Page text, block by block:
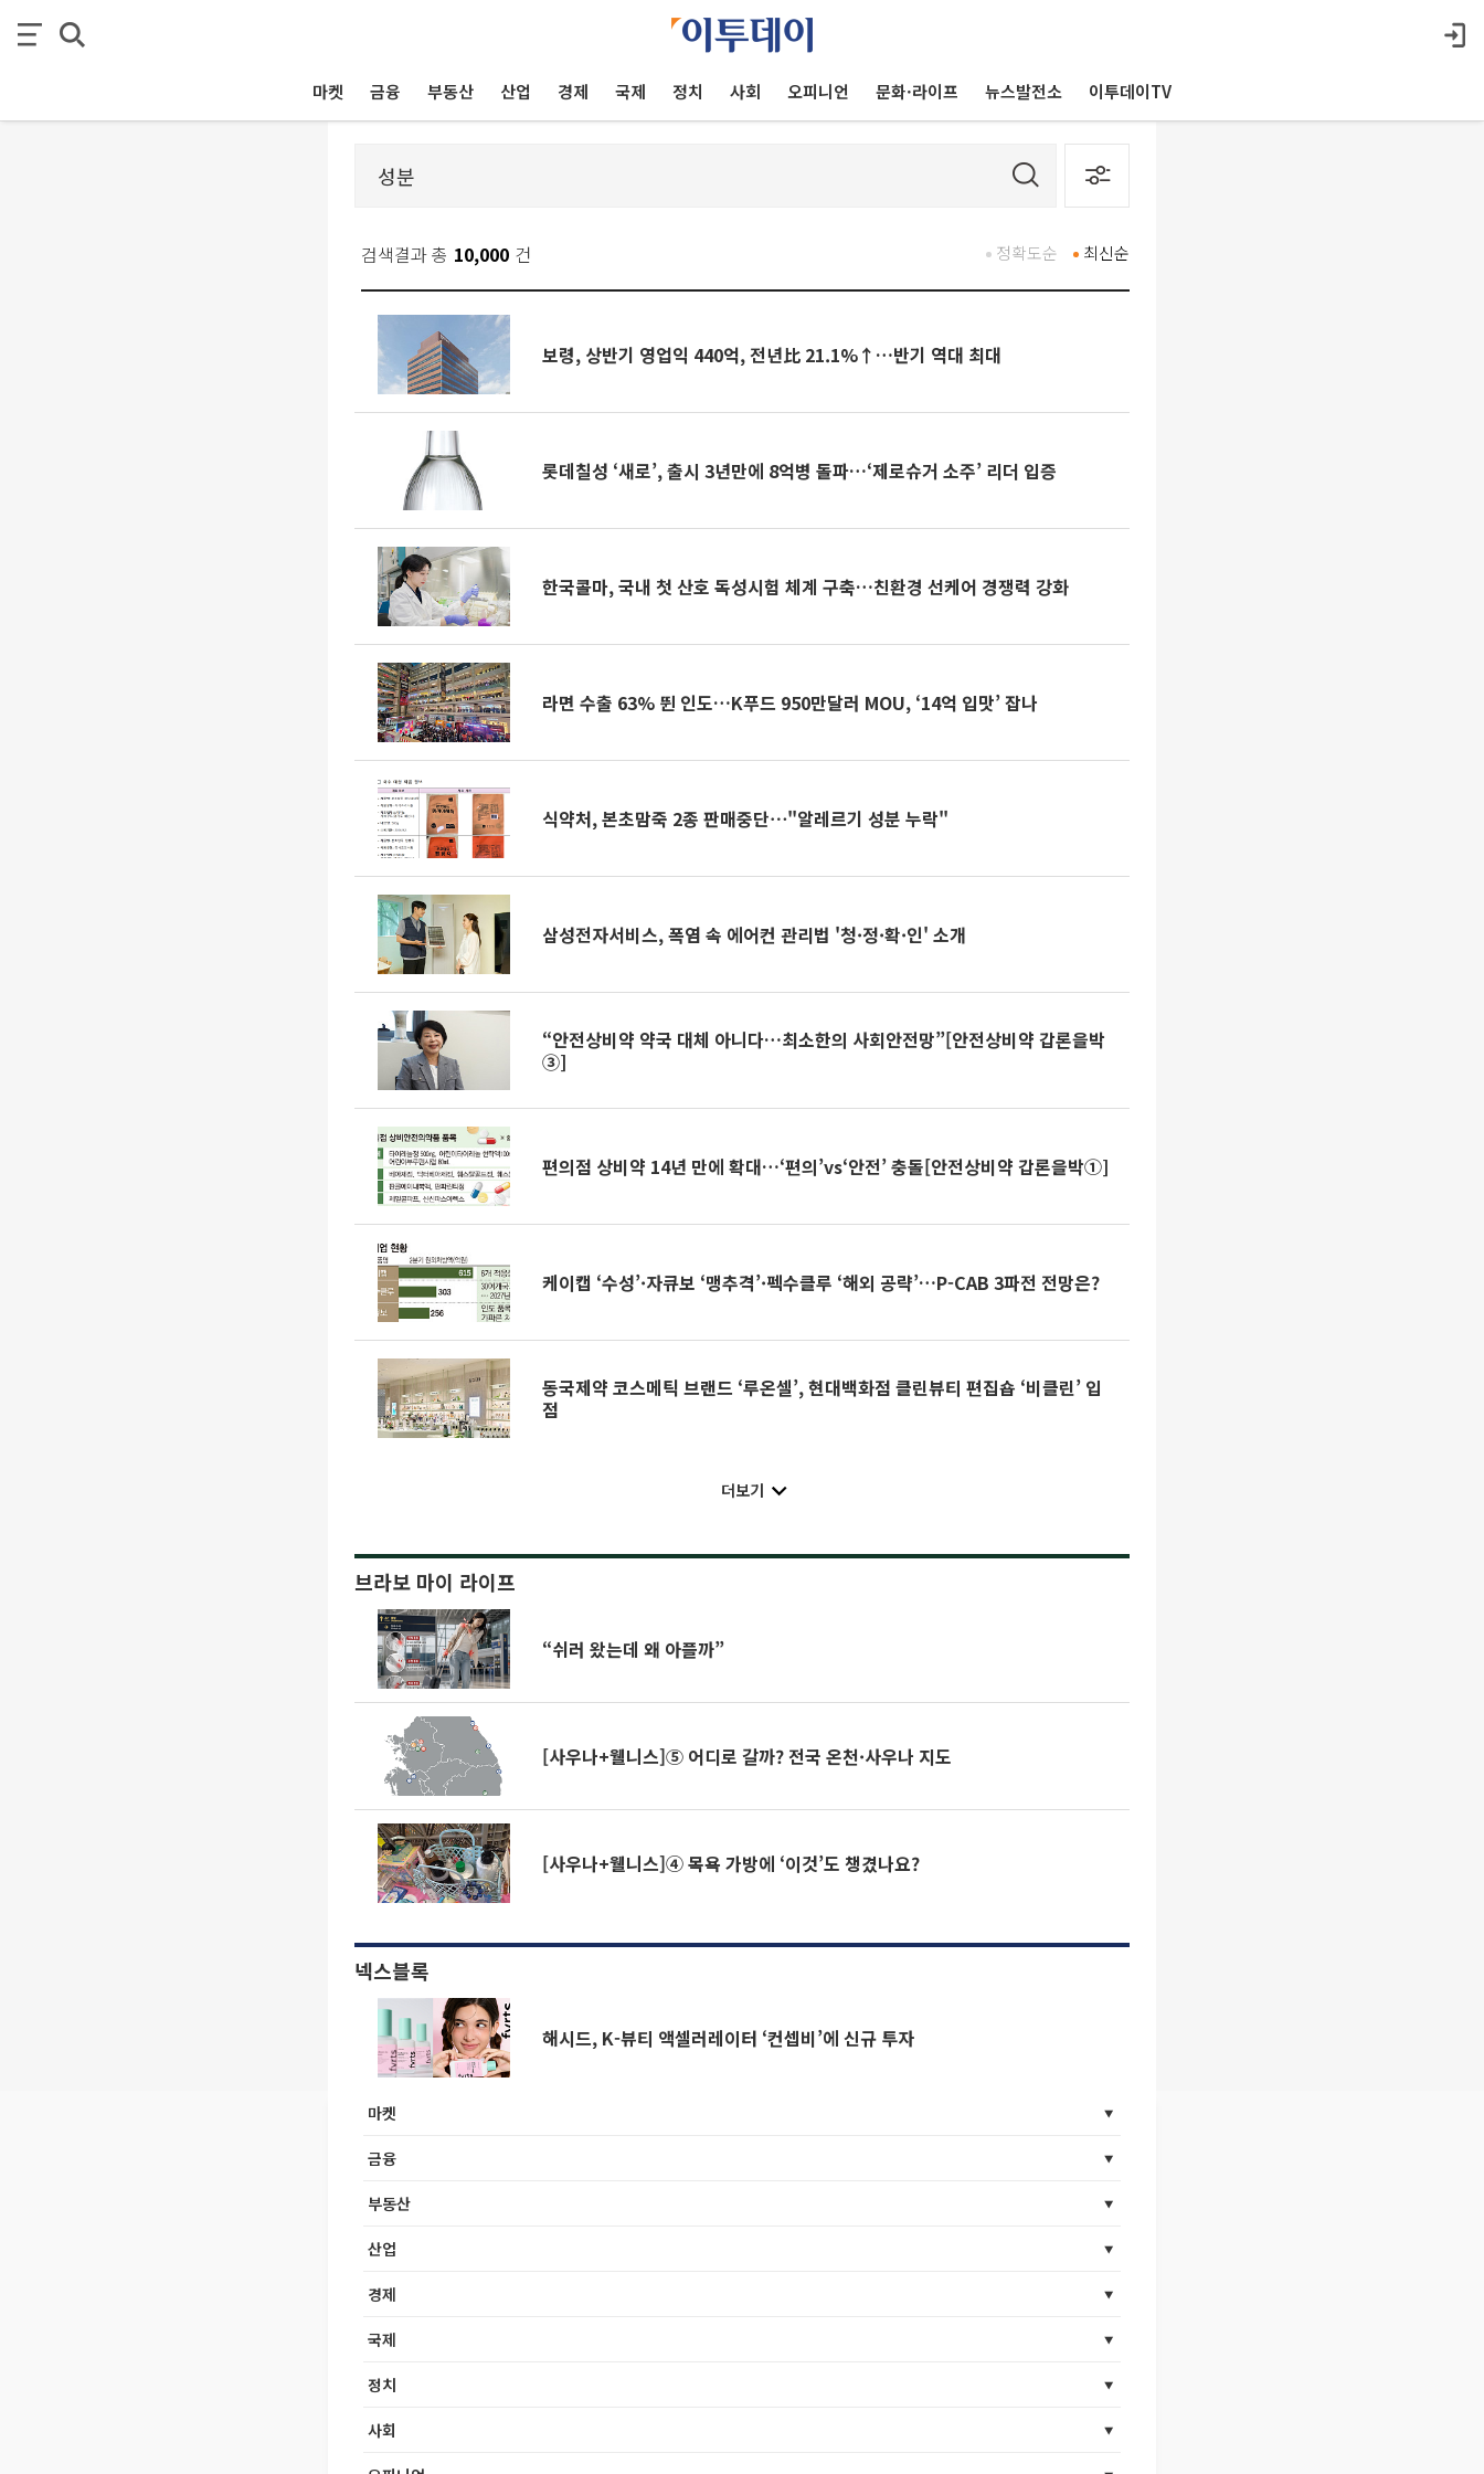
마켓 금융 부동산 산업 경제 국제 정치 사회 오피니언 문화·라이프 뉴스발전소 이투데이TV
검색결과 총 10,000 건 최신순
정확도순
보령, 상반기 영업익 440억, 전년比 21.1%↑…반기 역대 최대
롯데칠성 ‘새로’, 출시 3년만에 8억병 돌파…‘제로슈거 소주’ 리더 입증
한국콜마, 국내 첫 산호 독성시험 체계 구축…친환경 선케어 경쟁력 강화
라면 수출 63% 뛴 인도…K푸드 950만달러 MOU, ‘14억 입맛’ 잡나
식약처, 본초맘죽 2종 판매중단⋯"알레르기 성분 누락"
삼성전자서비스, 폭염 속 에어컨 관리법 '청·정·확·인' 소개
“안전상비약 약국 대체 아니다…최소한의 사회안전망”[안전상비약 갑론을박
③]
편의점 상비약 14년 만에 확대…‘편의’vs‘안전’ 충돌[안전상비약 갑론을박①]
케이캡 ‘수성’·자큐보 ‘맹추격’·펙수클루 ‘해외 공략’…P-CAB 3파전 전망은?
동국제약 코스메틱 브랜드 ‘루온셀’, 현대백화점 클린뷰티 편집숍 ‘비클린’ 입
점
더보기
브라보 마이 라이프
“쉬러 왔는데 왜 아플까”
[사우나+웰니스]⑤ 어디로 갈까? 전국 온천·사우나 지도
[사우나+웰니스]④ 목욕 가방에 ‘이것’도 챙겼나요?
넥스블록
해시드, K-뷰티 액셀러레이터 ‘컨셉비’에 신규 투자
마켓
금융
부동산
산업
경제
국제
정치
사회